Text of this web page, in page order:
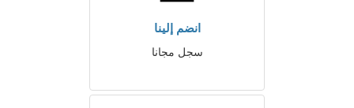
انضم إلينا
سجل مجانا